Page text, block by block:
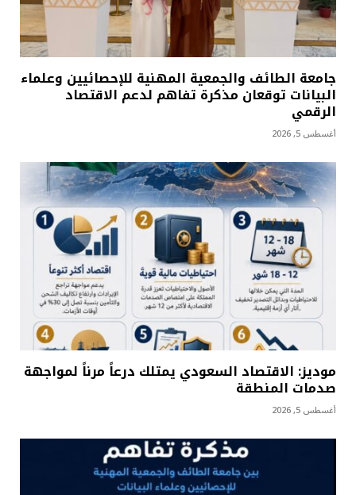
جامعة الطائف والجمعية المهنية للإحصائيين وعلماء
البيانات توقعان مذكرة تفاهم لدعم الاقتصاد
الرقمي
أغسطس 5, 2026
موديز: الاقتصاد السعودي يمتلك درعاً مرناً لمواجهة
صدمات المنطقة
أغسطس 5, 2026